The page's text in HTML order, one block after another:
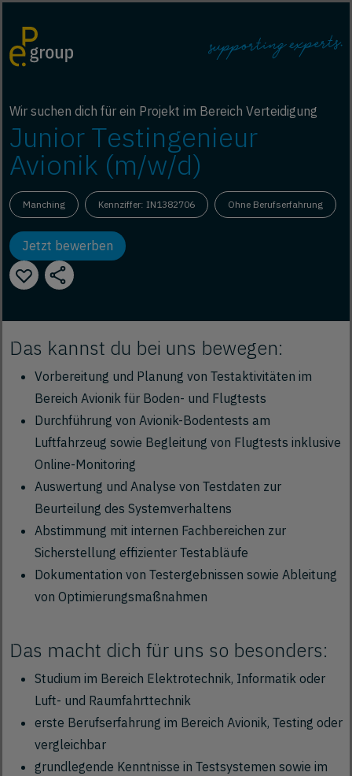
Wir suchen dich für ein Projekt im Bereich Verteidigung
Junior Testingenieur
Avionik (m/w/d)
Manching Kennziffer: IN1382706 Ohne Berufserfahrung
Jetzt bewerben
Das kannst du bei uns bewegen:
Vorbereitung und Planung von Testaktivitäten im
Bereich Avionik für Boden- und Flugtests
Durchführung von Avionik-Bodentests am
Luftfahrzeug sowie Begleitung von Flugtests inklusive
Online-Monitoring
Auswertung und Analyse von Testdaten zur
Beurteilung des Systemverhaltens
Abstimmung mit internen Fachbereichen zur
Sicherstellung effizienter Testabläufe
Dokumentation von Testergebnissen sowie Ableitung
von Optimierungsmaßnahmen
Das macht dich für uns so besonders:
Studium im Bereich Elektrotechnik, Informatik oder
Luft- und Raumfahrttechnik
erste Berufserfahrung im Bereich Avionik, Testing oder
vergleichbar
grundlegende Kenntnisse in Testsystemen sowie im